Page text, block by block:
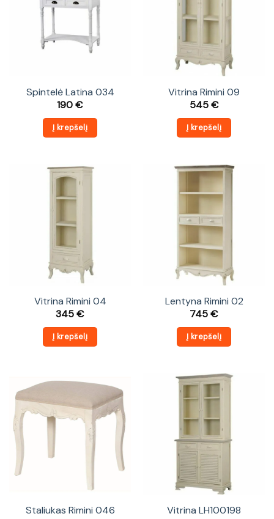
Spintelė Latina 034
190€
Į krepšelį
Vitrina Rimini 09
545€
Į krepšelį
Vitrina Rimini 04
345€
Į krepšelį
Lentyna Rimini 02
745€
Į krepšelį
Staliukas Rimini 046
Vitrina LH100198